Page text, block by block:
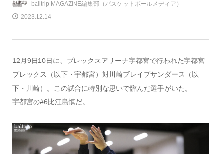
balltrip MAGAZINE編集部（バスケットボールメディア）
2023.12.14
12月9日10日に、ブレックスアリーナ宇都宮で行われた宇都宮
ブレックス（以下・宇都宮）対川崎ブレイブサンダース（以
下・川崎）。この試合に特別な思いで臨んだ選手がいた。
宇都宮の#6比江島慎だ。